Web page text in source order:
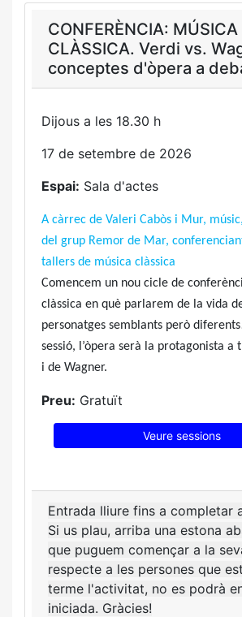
CONFERÈNCIA: MÚSICA
CLÀSSICA. Verdi vs.
conceptes d'òpera a
Dijous a les 18.30 h
17 de setembre de 2026
Espai: Sala d'actes
A càrrec de Valeri Cabòs i Mur,
del grup Remor de Mar,
tallers de música clàssica
Comencem un nou cicle de
clàssica en què parlarem de la vida
personatges semblants però
sessió, l’òpera serà la protagonista a
i de Wagner.
Preu: Gratuït
Veure sessions
Entrada lliure fins a completar
Si us plau, arriba una estona
que puguem començar a la
respecte a les persones que
terme l'activitat, no es podrà
iniciada. Gràcies!